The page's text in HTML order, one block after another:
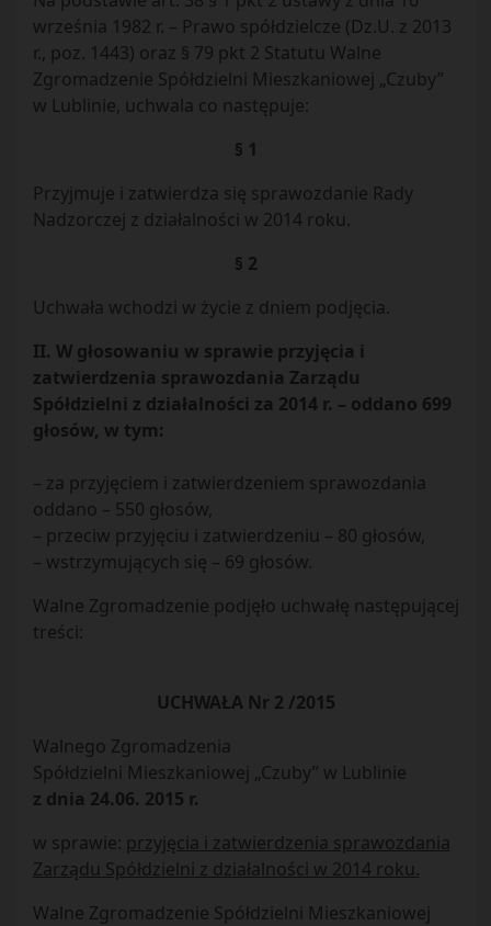
września 1982 r. – Prawo spółdzielcze (Dz.U. z 2013
r., poz. 1443) oraz § 79 pkt 2 Statutu Walne
Zgromadzenie Spółdzielni Mieszkaniowej „Czuby”
w Lublinie, uchwala co następuje:
§ 1
Przyjmuje i zatwierdza się sprawozdanie Rady
Nadzorczej z działalności w 2014 roku.
§ 2
Uchwała wchodzi w życie z dniem podjęcia.
II. W głosowaniu w sprawie przyjęcia i
zatwierdzenia sprawozdania Zarządu
Spółdzielni z działalności za 2014 r. – oddano 699
głosów, w tym:
– za przyjęciem i zatwierdzeniem sprawozdania
oddano – 550 głosów,
– przeciw przyjęciu i zatwierdzeniu – 80 głosów,
– wstrzymujących się – 69 głosów.
Walne Zgromadzenie podjęło uchwałę następującej
treści:
UCHWAŁA Nr 2 /2015
Walnego Zgromadzenia
Spółdzielni Mieszkaniowej „Czuby” w Lublinie
z dnia 24.06. 2015 r.
w sprawie: przyjęcia i zatwierdzenia sprawozdania
Zarządu Spółdzielni z działalności w 2014 roku.
Walne Zgromadzenie Spółdzielni Mieszkaniowej